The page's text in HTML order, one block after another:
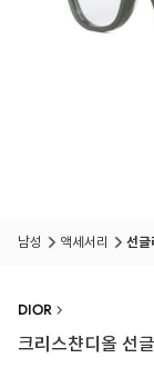
남성 액세서리 선글
DIOR
크리스챤디올 선